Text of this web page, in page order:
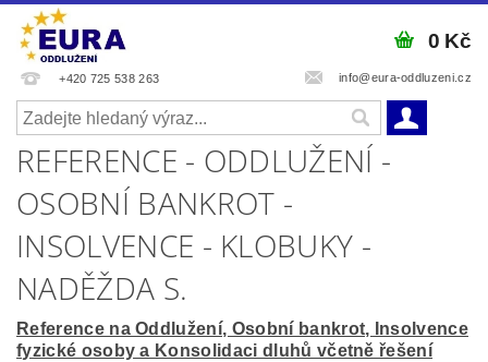
+420 725 538 263 info@eura-oddluzeni.cz
0 Kč
REFERENCE - ODDLUŽENÍ -
OSOBNÍ BANKROT -
INSOLVENCE - KLOBUKY -
NADĚŽDA S.
Reference na Oddlužení, Osobní bankrot, Insolvence
fyzické osoby a Konsolidaci dluhů včetně řešení